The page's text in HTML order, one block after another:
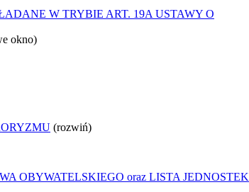
W TRYBIE ART. 19A USTAWY O
okno)
(rozwiń)
OBYWATELSKIEGO oraz LISTA JEDNOSTEK